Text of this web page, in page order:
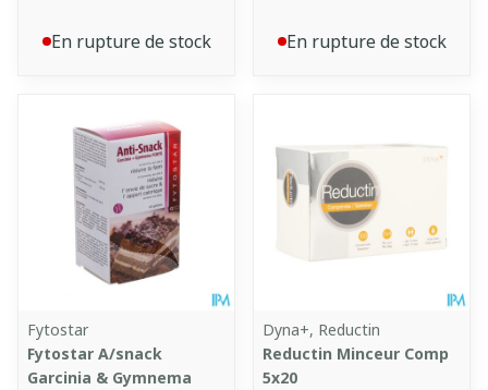
En rupture de stock En rupture de stock
Fytostar
Fytostar A/snack
Garcinia & Gymnema
Dyna+, Reductin
Reductin Minceur Comp
5x20